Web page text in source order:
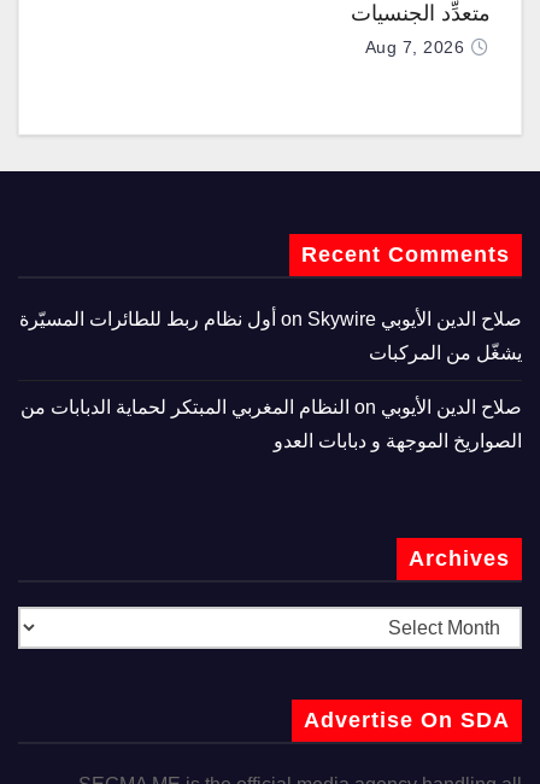
متعدِّد الجنسيات
Aug 7, 2026
Recent Comments
صلاح الدين الأيوبي
Skywire أول نظام ربط للطائرات المسيّرة
يشغّل من المركبات
صلاح الدين الأيوبي
النظام المغربي المبتكر لحماية الدبابات من
الصواريخ الموجهة و دبابات العدو
Archives
Advertise On SDA